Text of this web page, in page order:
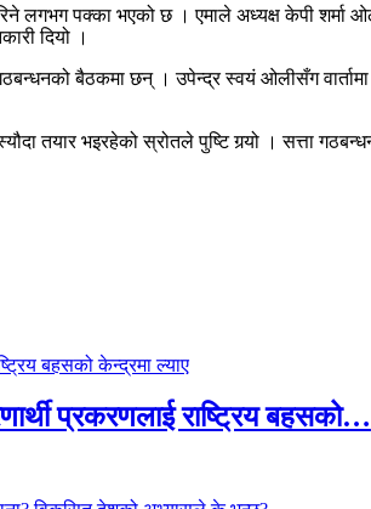
लगभग पक्का भएको छ । एमाले अध्यक्ष केपी
दियो ।
बैठकमा छन् । उपेन्द्र स्वयं ओलीसँग
तयार भइरहेको स्रोतले पुष्टि गर्‍यो । सत्ता
प्रकरणलाई राष्ट्रिय बहसको…